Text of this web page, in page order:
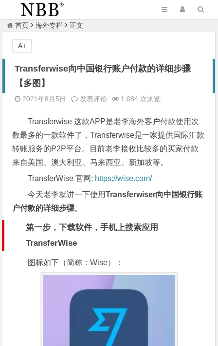
首页 海外专栏 正文
Transferwise向中国银行账户付款的详细步骤
【多图】
2021年8月5日 发表评论 1,084 次浏览
Transferwise 这款APP是老李海外客户付款使用次
数最多的一款软件了，Transferwise是一家提供国际汇款
转账服务的P2P平台。目前老李接收比较多的买家付款
来自美国、澳大利亚、马来西亚、新加坡等。
TransferWise 官网: https://wise.com/
今天老李就讲一下使用Transferwiser向中国银行账
户付款的详细步骤。
第一步，下载软件，手机上搜索应用
TransferWise
图标如下（简称：Wise）：
A+